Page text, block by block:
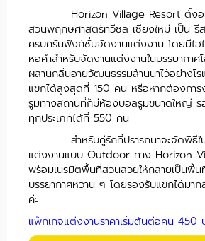
Horizon Village Resort ตั้ง
สวนพฤกษศาสตร์ทวีชล เชียงใหม่ เป็น รี
ครบครันฟังก์ชั่นจัดงานแต่งงาน โดยมีไ
หอคำสำหรับจัดงานแต่งงานในบรรยากา
ผสานกลิ่นอายวัฒนธรรมล้านนาไว้อย่างโ
แขกได้สูงสุดที่ 150 คน หรือหากต้องการ
รูมทางสถานที่ก็มีห้องบอลรูมขนาดใหญ่ ร
ทุกประเภทได้ที่ 550 คน
สำหรับคู่รักที่ปรารถนาจะจัดพิธี
แต่งงานแบบ Outdoor ทาง Horizon
พร้อมเนรมิตพื้นที่สวนสวยให้กลายเป็นพื้
บรรยากาศหวาน ๆ โดยรองรับแขกได้ม
ค่ะ
แพ็กเกจแต่งงานราคาเริ่มต้นต่อคน 450